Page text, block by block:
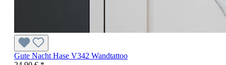
Gute Nacht Hase V342 Wandtattoo